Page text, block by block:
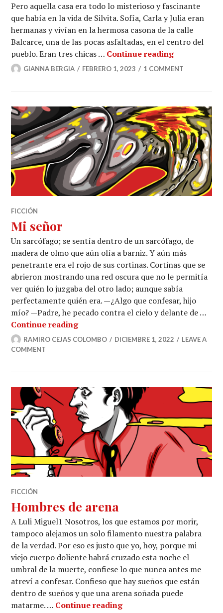
Pero aquella casa era todo lo misterioso y fascinante
que había en la vida de Silvita. Sofía, Carla y Julia eran
hermanas y vivían en la hermosa casona de la calle
Balcarce, una de las pocas asfaltadas, en el centro del
pueblo. Eran tres chicas … Continue readingLas
GIANNA BERGIA FEBRERO 1, 2023 1 COMMENT
FICCIÓN
Mi señor
Un sarcófago; se sentía dentro de un sarcófago, de
madera de olmo que aún olía a barniz. Y aún más
penetrante era el rojo de sus cortinas. Cortinas que se
abrieron mostrando una red oscura que no le permitía
ver quién lo juzgaba del otro lado; aunque sabía
perfectamente quién era. —¿Algo que confesar, hijo
mío? —Padre, he pecado contra el cielo y delante de …
Continue readingMi señor
RAMIRO CEJAS COLOMBO DICIEMBRE 1, 2022
LEAVE A
COMMENT
FICCIÓN
Hombres de arena
A Luli Miguel1 Nosotros, los que estamos por morir,
tampoco alejamos un solo filamento nuestra palabra
de la verdad. Por eso es justo que yo, hoy, porque mi
viejo cuerpo doliente habrá cruzado esta noche el
umbral de la muerte, confiese lo que nunca antes me
atreví a confesar. Confieso que hay sueños que están
dentro de sueños y que una arena soñada puede
matarme. … Continue readingHombres de arena